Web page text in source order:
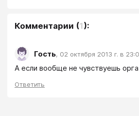
Комментарии (1):
Гость, 02 октября 2013 г. в
А если вообще не чувствуешь
Ответить